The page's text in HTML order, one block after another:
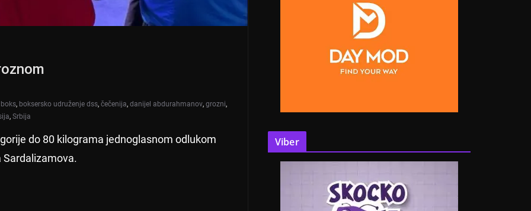
boks, boksersko udruženje dss, čečenija, danijel abdurahmanov, grozni,
, Srbija
do 80 kilograma jednoglasnom odlukom
Sardalizamova.
Viber